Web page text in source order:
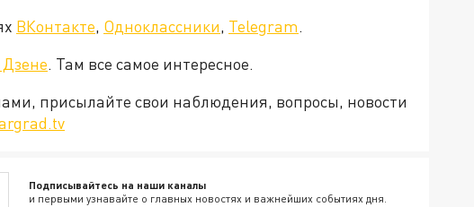
ВКонтакте, Одноклассники, Telegram.
Дзене. Там все самое интересное.
присылайте свои наблюдения, вопросы, новости
Подписывайтесь на наши каналы
и первыми узнавайте о главных новостях и важнейших событиях дня.